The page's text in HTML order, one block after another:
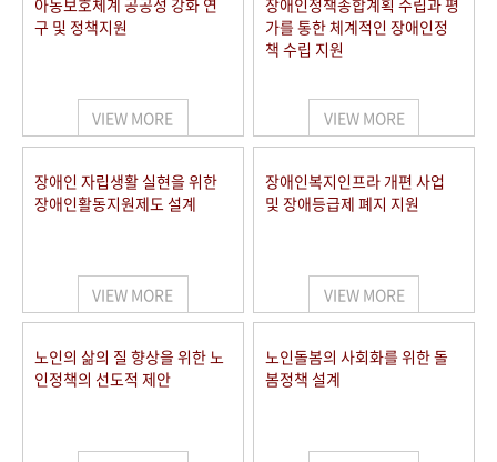
아동보호체계 공공성 강화 연
구 및 정책지원
VIEW MORE
장애인정책종합계획 수립과 평
가를 통한 체계적인 장애인정
책 수립 지원
VIEW MORE
장애인 자립생활 실현을 위한
장애인활동지원제도 설계
VIEW MORE
장애인복지인프라 개편 사업
및 장애등급제 폐지 지원
VIEW MORE
노인의 삶의 질 향상을 위한 노
인정책의 선도적 제안
노인돌봄의 사회화를 위한 돌
봄정책 설계